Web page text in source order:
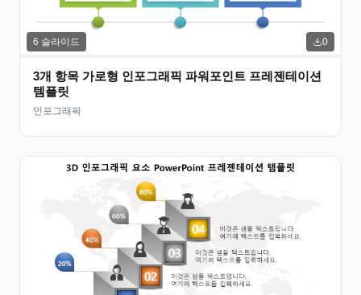
6 슬라이드 0
3개 항목 가로형 인포그래픽 파워포인트 프레젠테이션
템플릿
인포그래픽